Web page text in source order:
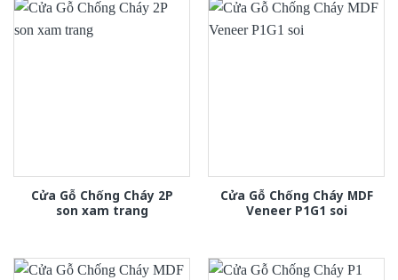
Cửa Gỗ Chống Cháy 2P
son xam trang
Cửa Gỗ Chống Cháy MDF
Veneer P1G1 soi